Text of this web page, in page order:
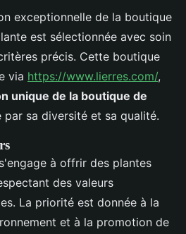
exceptionnelle de la boutique
est sélectionnée avec soin
précis. Cette boutique
via https://www.lierres.com/,
unique de la boutique de
par sa diversité et sa qualité.
à offrir des plantes
des valeurs
La priorité est donnée à la
et à la promotion de